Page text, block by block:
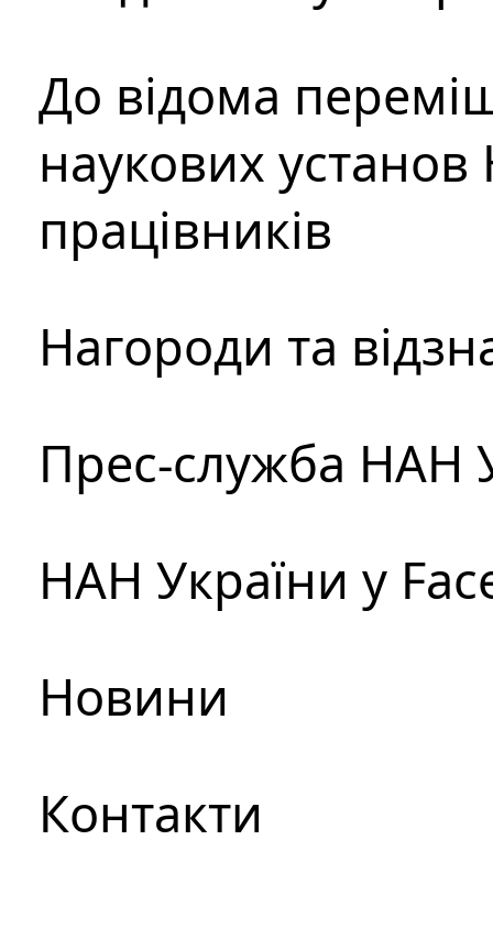
До відома
наукових установ
працівників
Нагороди та
Прес-служба НАН
НАН України у
Новини
Контакти